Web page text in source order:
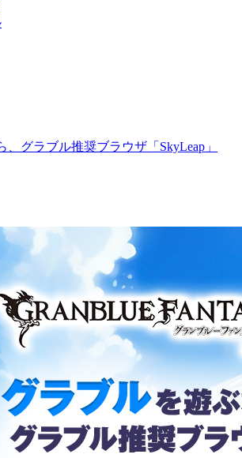
グラブル推奨ブラウザ「SkyLeap」